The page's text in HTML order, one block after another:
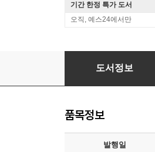
기간 한정 특가 도서
오직, 예스24에서만
신들의 나라, 인간의 땅
도서정보
품목정보
발행일